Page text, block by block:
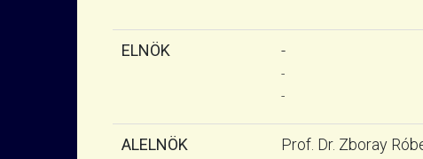
ELNÖK -
-
-
ALELNÖK Prof. Dr. Zboray